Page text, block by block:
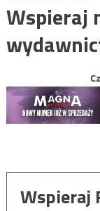
Wspieraj
Wspieraj